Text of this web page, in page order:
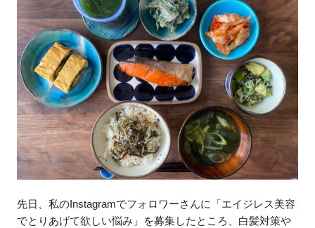
先日、私のInstagramでフォロワーさんに「エイジレス美容
でとりあげて欲しい悩み」を募集したところ、白髪対策や